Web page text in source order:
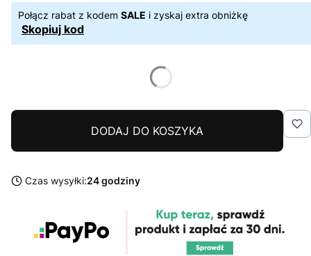
Połącz rabat z kodem SALE i zyskaj extra obniżkę
Skopiuj kod
DODAJ DO KOSZYKA
Czas wysyłki:24 godziny